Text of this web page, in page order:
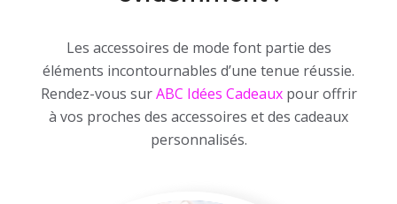
Les accessoires de mode font partie des
éléments incontournables d’une tenue réussie.
Rendez-vous surABC Idées Cadeauxpour offrir
à vos proches des accessoires et des cadeaux
personnalisés.